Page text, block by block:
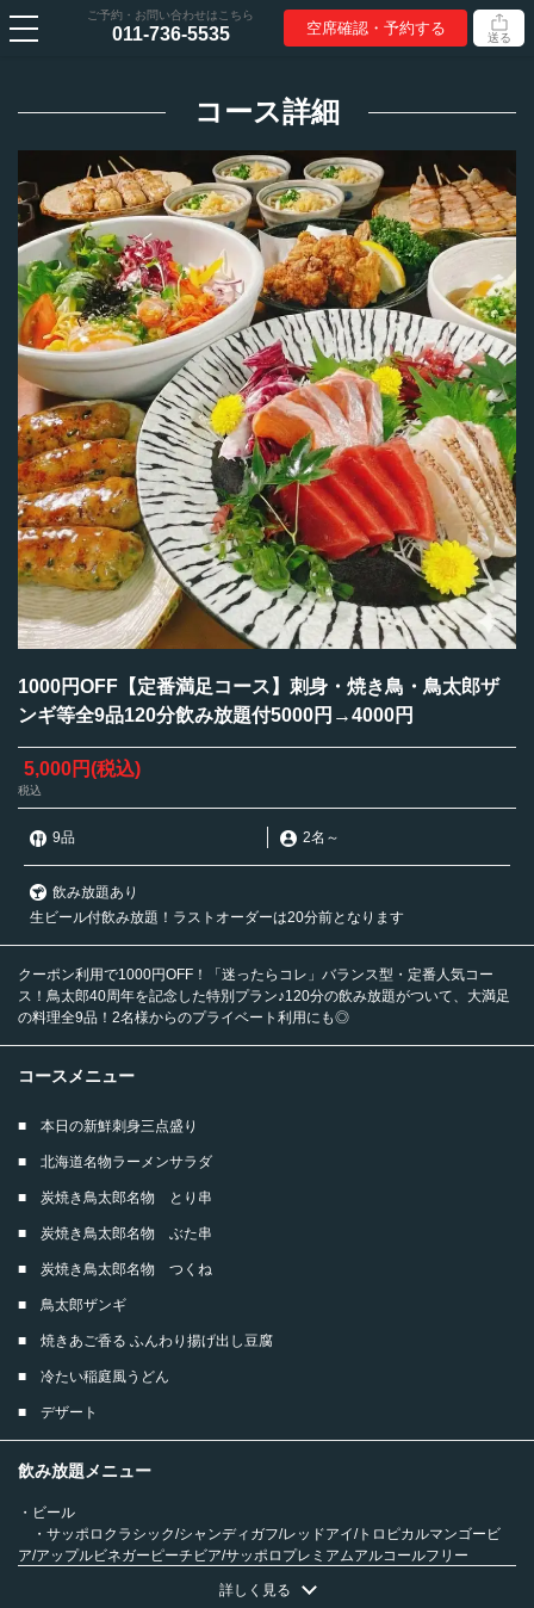
ご予約・お問い合わせはこちら
011-736-5535 空席確認・予約する 送る
コース詳細
1000円OFF【定番満足コース】刺身・焼き鳥・鳥太郎ザ
ンギ等全9品120分飲み放題付5000円→4000円
5,000円(税込)
税込
9品 2名 ～
飲み放題あり
生ビール付飲み放題！ラストオーダーは20分前となります
クーポン利用で1000円OFF！「迷ったらコレ」バランス型・定番人気コー
ス！鳥太郎40周年を記念した特別プラン♪120分の飲み放題がついて、大満足
の料理全9品！2名様からのプライベート利用にも◎
コースメニュー
■ 本日の新鮮刺身三点盛り
■ 北海道名物ラーメンサラダ
■ 炭焼き鳥太郎名物 とり串
■ 炭焼き鳥太郎名物 ぶた串
■ 炭焼き鳥太郎名物 つくね
■ 鳥太郎ザンギ
■ 焼きあご香る ふんわり揚げ出し豆腐
■ 冷たい稲庭風うどん
■ デザート
飲み放題メニュー
・ビール
・サッポロクラシック/シャンディガフ/レッドアイ/トロピカルマンゴービ
ア/アップルビネガーピーチビア/サッポロプレミアムアルコールフリー
・ハイボール/コークハイボール/ジンジャーハイボール
詳しく見る
1000円OFF【定番満足コース】刺身・焼き鳥・鳥太郎ザン
ギ等全9品120分飲み放題付5000円→4000円 | 焼鳥・海鮮
居酒屋 鳥太郎 札幌駅北口店
北海道札幌市北区北７条西２丁目２－２ 東京建物札幌ビルＢ１Ｆ